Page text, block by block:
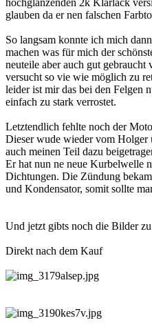
hochglänzenden 2k Klarlack
glauben da er nen falschen
So langsam konnte ich mich
machen was für mich der
neuteile aber auch gut
versucht so vie wie möglich zu
leider ist mir das bei den Felgen
einfach zu stark verrostet.
Letztendlich fehlte noch der
Dieser wude wieder vom Holger
auch meinen Teil dazu
Er hat nun ne neue Kurbelwelle
Dichtungen. Die Zündung
und Kondensator, somit sollte
Und jetzt gibts noch die Bilder
Direkt nach dem Kauf